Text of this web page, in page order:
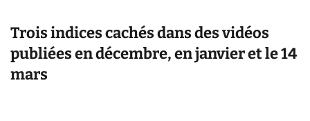
Trois indices cachés dans des vidéos
publiées en décembre, en janvier et le 14
mars